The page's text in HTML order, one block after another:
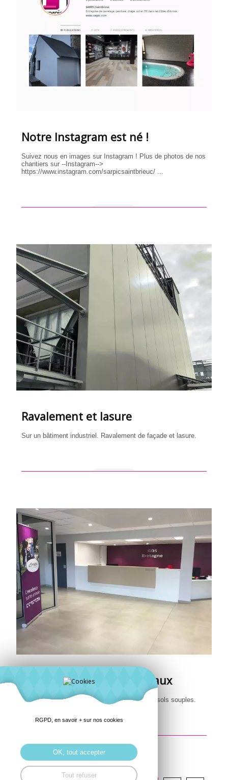
Notre Instagram est né !
Suivez nous en images sur Instagram ! Plus de photos de nos
chantiers sur --Instagram-->
https://www.instagram.com/sarpicsaintbrieuc/ ...
Ravalement et lasure
Sur un bâtiment industriel. Ravalement de façade et lasure.
Réaménagement de bureaux
Rénovation de bureaux, peintures intérieures, sols souples.
en savoir +
RGPD, en savoir + sur nos cookies
OK, tout accepter
Tout refuser